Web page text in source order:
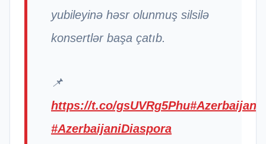
yubileyinə həsr olunmuş silsilə
konsertlər başa çatıb.
📌
https://t.co/gsUVRg5Phu#Azerbaijan
#AzerbaijaniDiaspora